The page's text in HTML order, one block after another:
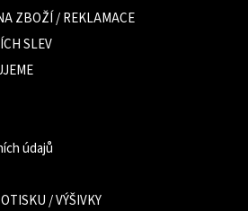
ZBOŽÍ / REKLAMACE
SLEV
údajů
/ VÝŠIVKY